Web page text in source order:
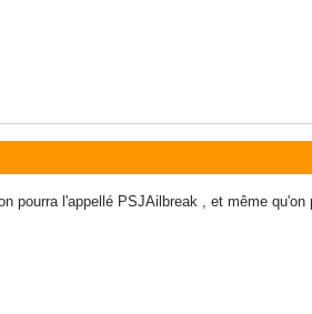
l'appellé PSJAilbreak , et même qu'on